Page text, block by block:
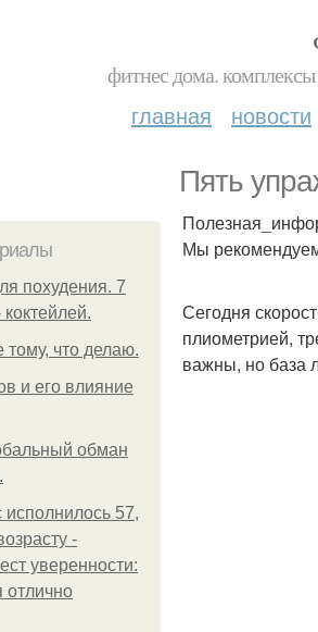
фитнес дома.
главная новости
Пять
похудения. 7
тому, что делаю.
и его влияние
обман
57,
-
уверенности:
отлично
Мы
Сегодня
плиометрией,
важны, но база